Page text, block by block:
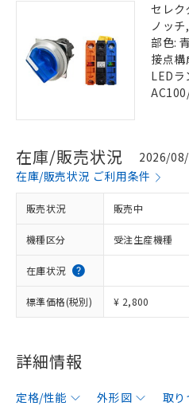
セレ
ノッ
部色:
接点
LEDラ
在庫/販売状況
2026/
在庫/販売状況 ご利用条件
販売状況 販売中
機種区分 受注生産機種
在庫状況
標準価格(税別) ¥ 2,800
詳細情報
定格/性能 外形図 取り